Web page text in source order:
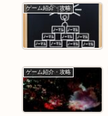
ゲーム紹介・攻略
ゲーム紹介・攻略